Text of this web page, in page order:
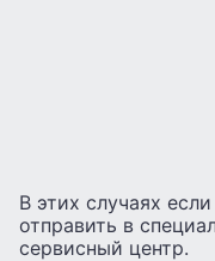
В этих случаях
отправить в
сервисный центр.